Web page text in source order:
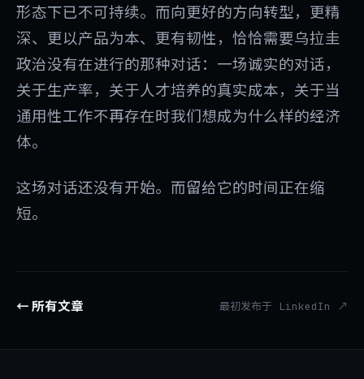
形态下已不可持续。而向更好的方向转型，更精
深、更以产品为本、更有韧性，恰恰需要乌拉圭
政治没有在进行的那种对话：一场诚实的对话，
关于生产率，关于人才培养的真实成本，关于当
通用性工作不再存在时我们想成为什么样的经济
体。
这场对话还没有开始。而留给它的时间正在缩
短。
← 所有文章 最初发布于 LinkedIn ↗